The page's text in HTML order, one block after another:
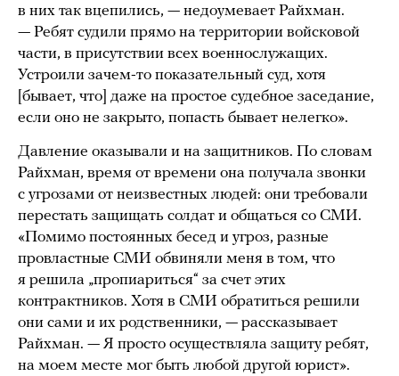
в них так вцепились, — недоумевает Райхман.
— Ребят судили прямо на территории войсковой
части, в присутствии всех военнослужащих.
Устроили зачем-то показательный суд, хотя
[бывает, что] даже на простое судебное заседание,
если оно не закрыто, попасть бывает нелегко».
Давление оказывали и на защитников. По словам
Райхман, время от времени она получала звонки
с угрозами от неизвестных людей: они требовали
перестать защищать солдат и общаться со СМИ.
«Помимо постоянных бесед и угроз, разные
провластные СМИ обвиняли меня в том, что
я решила „пропиариться“ за счет этих
контрактников. Хотя в СМИ обратиться решили
они сами и их родственники, — рассказывает
Райхман. — Я просто осуществляла защиту ребят,
на моем месте мог быть любой другой юрист».